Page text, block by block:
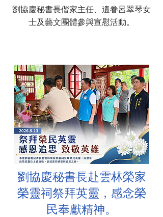
劉協慶秘書長偕家主任、遺眷呂翠琴女
士及藝文團體參與宣慰活動。
劉協慶秘書長赴雲林榮家
榮靈祠祭拜英靈，感念榮
民奉獻精神。